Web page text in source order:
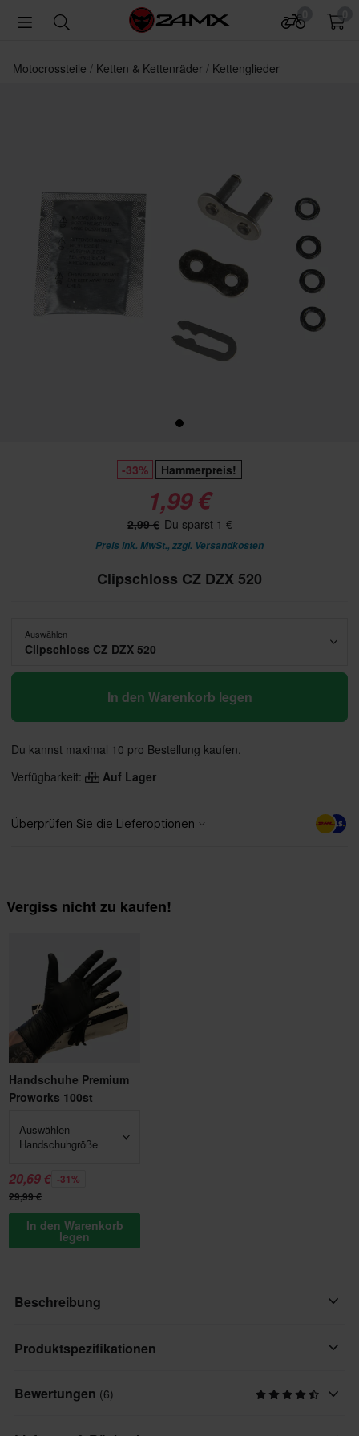
Motocrossteile Ketten & Kettenräder Kettenglieder
-33% Hammerpreis!
1,99 €
2,99 € Du sparst 1 €
Preis ink. MwSt., zzgl. Versandkosten
Clipschloss CZ DZX 520
Auswählen
Clipschloss CZ DZX 520
In den Warenkorb legen
Du kannst maximal 10 pro Bestellung kaufen.
Verfügbarkeit:
Auf Lager
Vergiss nicht zu kaufen!
Handschuhe Premium
Proworks 100st
Auswählen -
Handschuhgröße
20,69 € -31%
29,99 €
In den Warenkorb
legen
Beschreibung
Clipschloss für CZ 520 Ketten.
Produktspezifikationen
Marke
Bewertungen (6)